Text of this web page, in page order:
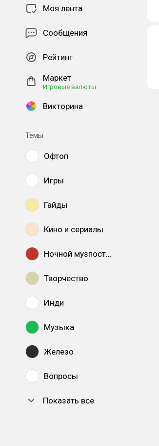
Моя лента
Сообщения
Рейтинг
Маркет
Игровые валюты
Викторина
Темы
Офтоп
Игры
Гайды
Кино и сериалы
Ночной музпостинг
Творчество
Инди
Музыка
Железо
Вопросы
Показать все